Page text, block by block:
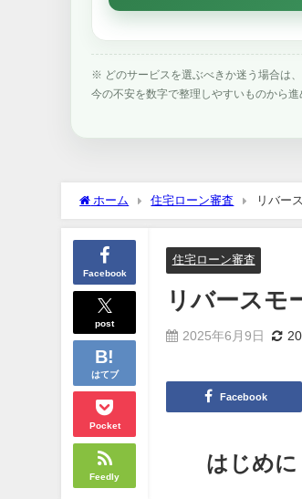
※ どのサービスを選ぶべきか迷う場合は
今の不安を数字で整理しやすいものから進
ホーム 住宅ローン審査 リバー
Facebook
post
はてブ
Pocket
Feedly
住宅ローン審査
リバースモ
2025年6月9日
Facebook
はじめに